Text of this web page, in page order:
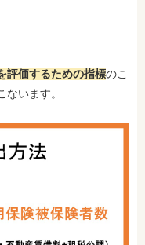
評価するための指標のこ
います。